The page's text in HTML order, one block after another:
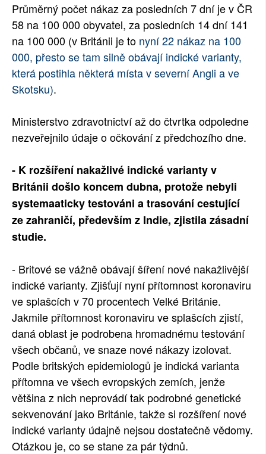
Průměrný počet nákaz za posledních 7 dní je v ČR
58 na 100 000 obyvatel, za posledních 14 dní 141
na 100 000 (v Británii je to nyní 22 nákaz na 100
000, přesto se tam silně obávají indické varianty,
která postihla některá místa v severní Angli a ve
Skotsku).
Ministerstvo zdravotnictví až do čtvrtka odpoledne
nezveřejnilo údaje o očkování z předchozího dne.
- K rozšíření nakažlivé indické varianty v
Británii došlo koncem dubna, protože nebyli
systemaaticky testováni a trasování cestující
ze zahraničí, především z Indie, zjistila zásadní
studie.
- Britové se vážně obávají šíření nové nakažlivější
indické varianty. Zjišťují nyní přítomnost koronaviru
ve splašcích v 70 procentech Velké Británie.
Jakmile přítomnost koronaviru ve splašcích zjistí,
daná oblast je podrobena hromadnému testování
všech občanů, ve snaze nové nákazy izolovat.
Podle britských epidemiologů je indická varianta
přítomna ve všech evropských zemích, jenže
většina z nich neprovádí tak podrobné genetické
sekvenování jako Británie, takže si rozšíření nové
indické varianty údajně nejsou dostatečně vědomy.
Otázkou je, co se stane za pár týdnů.